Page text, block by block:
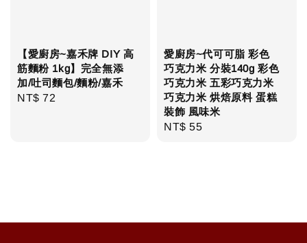
【愛廚房~嘉禾牌 DIY 高
筋麵粉 1kg】完全無添
加/吐司麵包/麵粉/嘉禾
Regular
NT$ 72
愛廚房~代可可脂 彩色
巧克力米 分裝140g 彩色
巧克力米 五彩巧克力米
巧克力米 烘焙原料 蛋糕
裝飾 風味米
Regular
NT$ 55